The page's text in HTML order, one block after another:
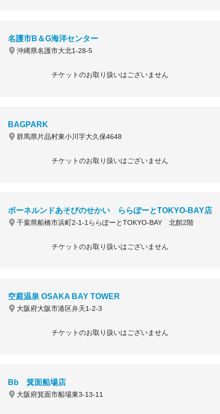
名護市B＆G海洋センター
沖縄県名護市大北1-28-5
チケットのお取り扱いはございません
BAGPARK
群馬県片品村東小川字大久保4648
チケットのお取り扱いはございません
ボーネルンドあそびのせかい ららぽーとTOKYO-BAY店
千葉県船橋市浜町2-1-1ららぽーとTOKYO-BAY 北館2階
チケットのお取り扱いはございません
空庭温泉 OSAKA BAY TOWER
大阪府大阪市港区弁天1-2-3
チケットのお取り扱いはございません
Bb 箕面船場店
大阪府箕面市船場東3-13-11